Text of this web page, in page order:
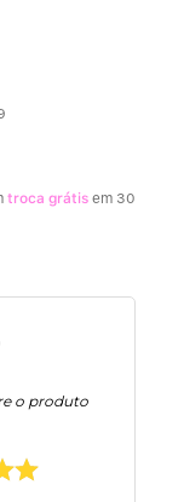
troca grátis em 30
o produto